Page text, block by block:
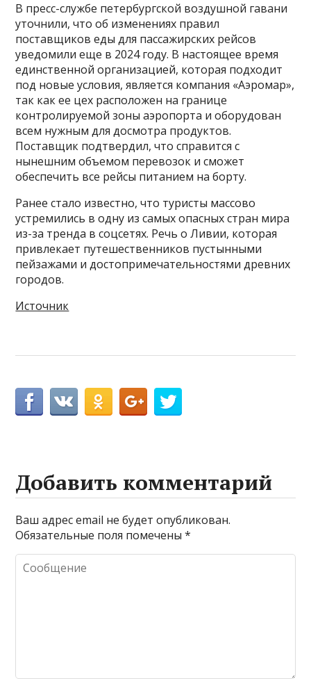
В пресс-службе петербургской воздушной гавани
уточнили, что об изменениях правил
поставщиков еды для пассажирских рейсов
уведомили еще в 2024 году. В настоящее время
единственной организацией, которая подходит
под новые условия, является компания «Аэромар»,
так как ее цех расположен на границе
контролируемой зоны аэропорта и оборудован
всем нужным для досмотра продуктов.
Поставщик подтвердил, что справится с
нынешним объемом перевозок и сможет
обеспечить все рейсы питанием на борту.
Ранее стало известно, что туристы массово
устремились в одну из самых опасных стран мира
из-за тренда в соцсетях. Речь о Ливии, которая
привлекает путешественников пустынными
пейзажами и достопримечательностями древних
городов.
Источник
Добавить комментарий
Ваш адрес email не будет опубликован.
Обязательные поля помечены*